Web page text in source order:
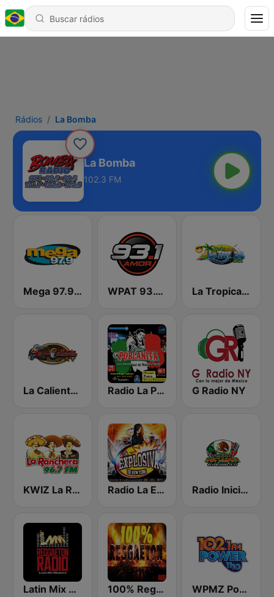
Rádios La Bomba
La Bomba
102.3 FM
Mega 97.9 FM WPAT 93.1 Amor FM La Tropical MX
La Caliente de NY Radio La Poblanita G Radio NY
KWIZ La Ranchera 96.7 FM (US Only) Radio La Explosiva de New York Radio Iniciador
Latin Mix Masters Reggaeton Radio 100% Reggaeton Radio WPMZ Power 102.1 Poder 1110